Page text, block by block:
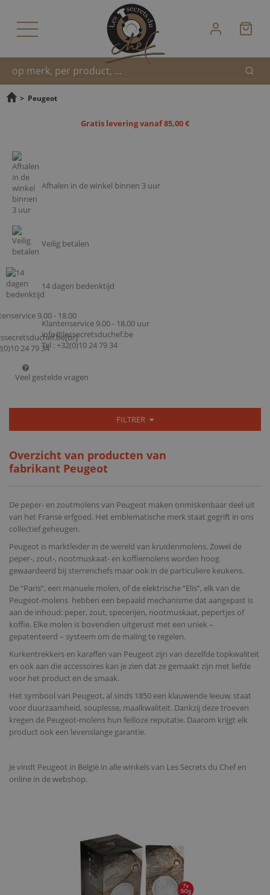
Snel
> Peugeot
Gratis levering vanaf 85,00 €
Afhalen in de winkel binnen 3 uur
Veilig betalen
14 dagen bedenktijd
Klantenservice 9.00 - 18.00 uur
info@lessecretsduchef.be
Tel : +32(0)10 24 79 34
Veel gestelde vragen
FILTRER
Overzicht van producten van
fabrikant Peugeot
De peper- en zoutmolens van Peugeot maken onmiskenbaar deel uit
van het Franse erfgoed. Het emblematische merk staat gegrift in ons
collectief geheugen.
Peugeot is marktleider in de wereld van kruidenmolens. Zowel de
peper-, zout-, nootmuskaat- en koffiemolens worden hoog
gewaardeerd bij sterrenchefs maar ook in de particuliere keukens.
De “Paris”, een manuele molen, of de elektrische “Elis”, elk van de
Peugeot-molens hebben een bepaald mechanisme dat aangepast is
aan de inhoud: peper, zout, specerijen, nootmuskaat, pepertjes of
koffie. Elke molen is bovendien uitgerust met een uniek –
gepatenteerd – systeem om de maling te regelen.
Kurkentrekkers en karaffen van Peugeot zijn van dezelfde topkwaliteit
en ook aan die accessoires kan je zien dat ze gemaakt zijn met liefde
voor het product en de smaak.
Het symbool van Peugeot, al sinds 1850 een klauwende leeuw, staat
voor duurzaamheid, souplesse, maalkwaliteit. Dankzij deze troeven
kregen de Peugeot-molens hun feilloze reputatie. Daarom krijgt elk
product ook een levenslange garantie.
Je vindt Peugeot in België in alle winkels van Les Secrets du Chef en
online in de webshop.